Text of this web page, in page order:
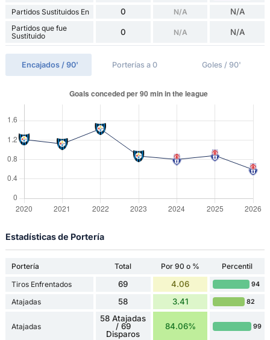
Partidos Sustituidos En 0 N/A N/A
Partidos que fue
Sustituido
0 N/A N/A
Encajados / 90' Porterías a 0 Goles / 90'
Estadísticas de Portería
Portería Total Por 90 o %
Percentil
Tiros Enfrentados
69 4.06 94
Atajadas 58 3.41 82
Atajadas
58 Atajadas
/ 69
Disparos
84.06% 99